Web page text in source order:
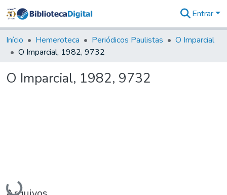
&
Coleções
Tudo na
Digital
Entrar
Início Hemeroteca Periódicos Paulistas
O Imparcial
O Imparcial, 1982, 9732
O Imparcial, 1982, 9732
Carregando...